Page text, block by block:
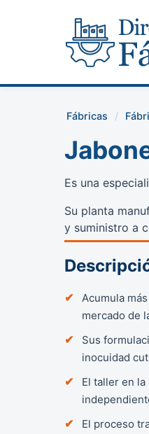
Fábricas
Es una
Su planta
y suministro a
Acumula
mercado de
Sus
inocuidad
El taller en
El proceso